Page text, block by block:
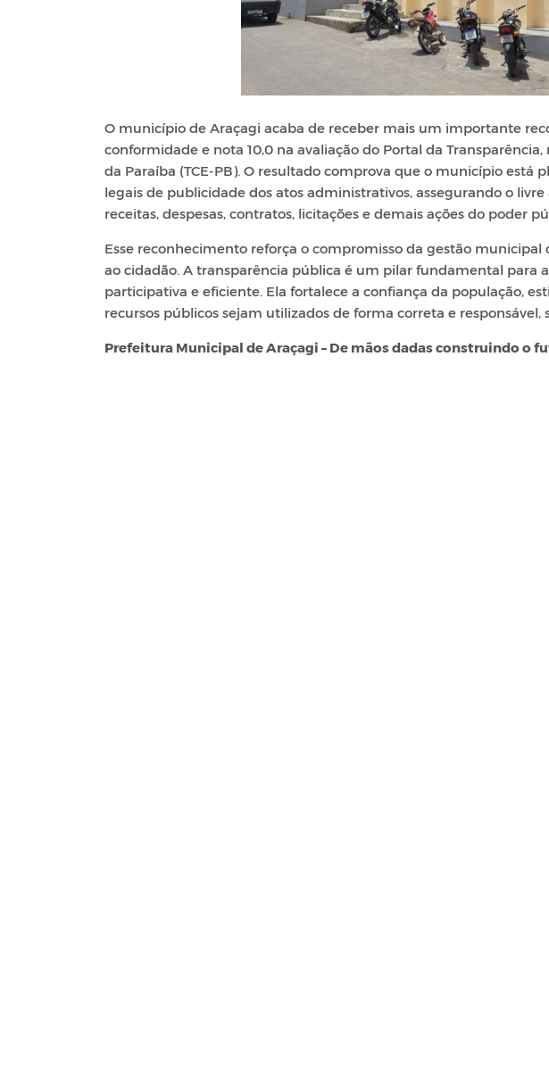
O município de Araçagi acaba de receber mais um importante
conformidade e nota 10,0 na avaliação do Portal da
da Paraíba (TCE-PB). O resultado comprova que o município está
legais de publicidade dos atos administrativos, assegurando o
receitas, despesas, contratos, licitações e demais ações do poder
Esse reconhecimento reforça o compromisso da gestão municipal
ao cidadão. A transparência pública é um pilar fundamental para
participativa e eficiente. Ela fortalece a confiança da população,
recursos públicos sejam utilizados de forma correta e
Prefeitura Municipal de Araçagi – De mãos dadas construindo o